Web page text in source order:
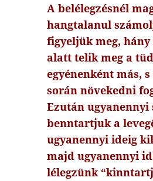
A belélegzésnél
hangtalanul
figyeljük meg, hány
alatt telik meg a
egyénenként más,
során növekedni
Ezután ugyanennyi
benntartjuk a
ugyanennyi ideig
majd ugyanennyi
lélegzünk